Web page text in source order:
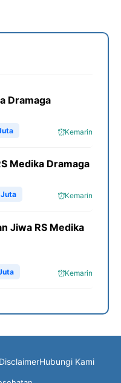
Dramaga
Kemarin
Medika Dramaga
Kemarin
Jiwa RS Medika
Kemarin
DisclaimerHubungi Kami